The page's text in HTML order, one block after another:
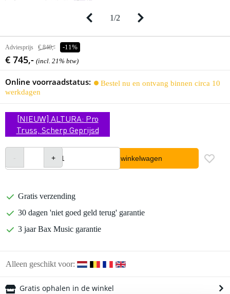
1/2
Adviesprijs € 840,- -11%
€ 745,- (incl. 21% btw)
Online voorraadstatus:
Bestel nu en ontvang binnen circa 10
werkdagen
[NIEUW] ALTURA: Pro
Truss, Scherp Geprijsd
In winkelwagen
Gratis verzending
30 dagen 'niet goed geld terug' garantie
3 jaar Bax Music garantie
Alleen geschikt voor:
Gratis ophalen in de winkel